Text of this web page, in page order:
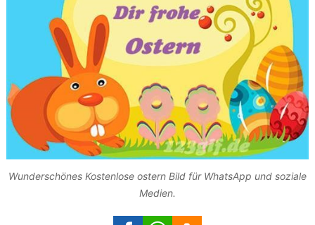
Wunderschönes Kostenlose ostern Bild für WhatsApp und soziale
Medien.